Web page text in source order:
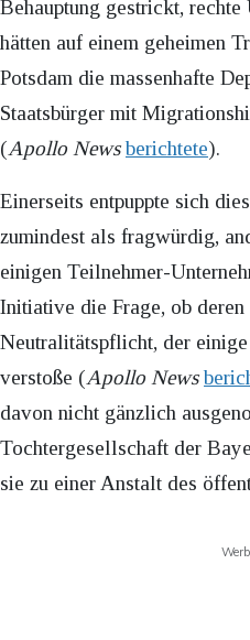
Behauptung gestrickt,
hätten auf einem geheimen
Potsdam die massenhafte
Staatsbürger mit
(Apollo News berichtete).
Einerseits entpuppte sich
zumindest als fragwürdig,
einigen Teilnehmer-
Initiative die Frage, ob
Neutralitätspflicht, der
verstoße (Apollo News
davon nicht gänzlich
Tochtergesellschaft der
sie zu einer Anstalt des